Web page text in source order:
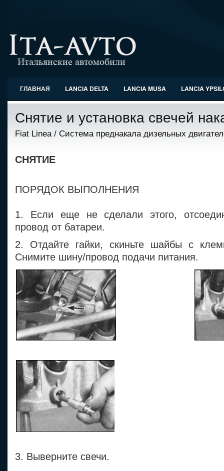
ГЛАВНАЯ LANCIA DELTA LANCIA MUSA LANCIA
Снятие и установка свечей
Fiat Linea/ Система преднакала дизельных
СНЯТИЕ
ПОРЯДОК ВЫПОЛНЕНИЯ
1. Если еще не сделали этого,
провод от батареи.
2. Отдайте гайки, скиньте шайбы с
Снимите шину/провод подачи питания.
3. Выверните свечи.